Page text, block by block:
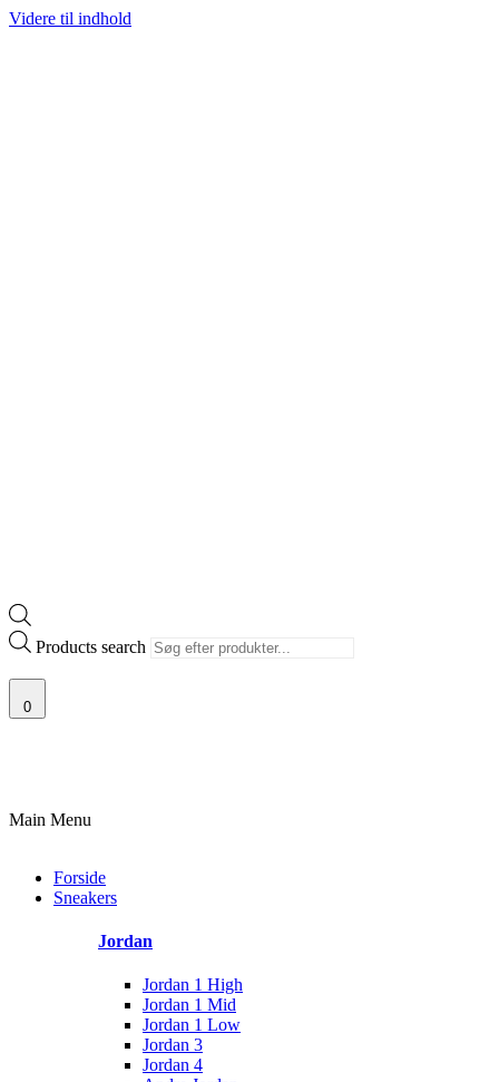
Videre til indhold
Products search
0
Main Menu
Forside
Sneakers
Jordan
Jordan 1 High
Jordan 1 Mid
Jordan 1 Low
Jordan 3
Jordan 4